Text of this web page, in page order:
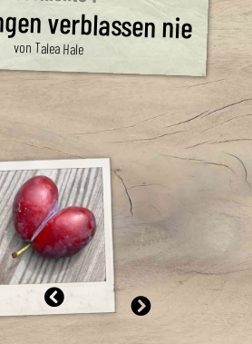
verblassen nie
von Talea Hale